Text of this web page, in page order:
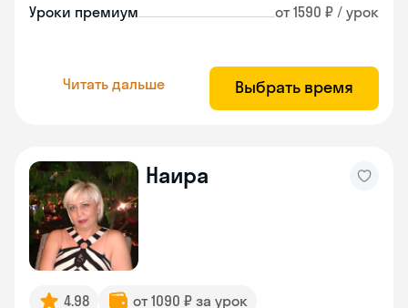
Уроки премиум от 1590 ₽ / урок
Читать дальше Выбрать время
Наира
4.98 от 1090 ₽ за урок